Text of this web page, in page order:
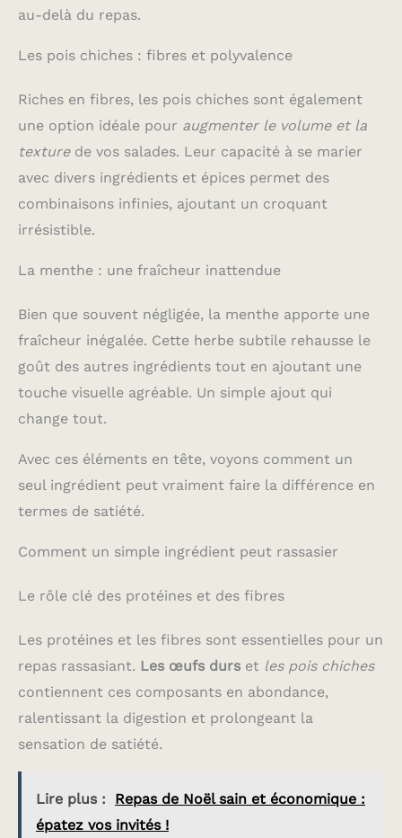
au-delà du repas.
Les pois chiches : fibres et polyvalence
Riches en fibres, les pois chiches sont également
une option idéale pour augmenter le volume et la
texturede vos salades. Leur capacité à se marier
avec divers ingrédients et épices permet des
combinaisons infinies, ajoutant un croquant
irrésistible.
La menthe : une fraîcheur inattendue
Bien que souvent négligée, la menthe apporte une
fraîcheur inégalée. Cette herbe subtile rehausse le
goût des autres ingrédients tout en ajoutant une
touche visuelle agréable. Un simple ajout qui
change tout.
Avec ces éléments en tête, voyons comment un
seul ingrédient peut vraiment faire la différence en
termes de satiété.
Comment un simple ingrédient peut rassasier
Le rôle clé des protéines et des fibres
Les protéines et les fibres sont essentielles pour un
repas rassasiant. Les œufs durs et les pois chiches
contiennent ces composants en abondance,
ralentissant la digestion et prolongeant la
sensation de satiété.
Lire plus :
Repas de Noël sain et économique :
épatez vos invités !